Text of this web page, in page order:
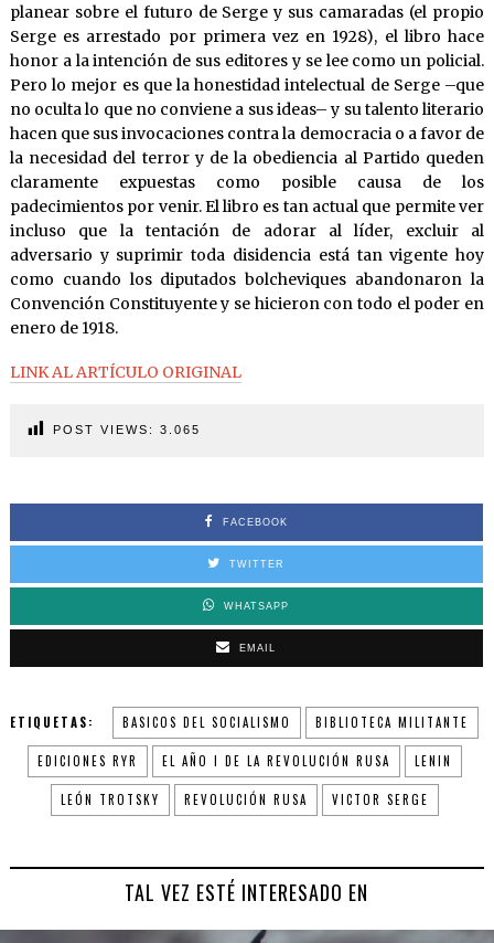
planear sobre el futuro de Serge y sus camaradas (el propio
Serge es arrestado por primera vez en 1928), el libro hace
honor a la intención de sus editores y se lee como un policial.
Pero lo mejor es que la honestidad intelectual de Serge –que
no oculta lo que no conviene a sus ideas– y su talento literario
hacen que sus invocaciones contra la democracia o a favor de
la necesidad del terror y de la obediencia al Partido queden
claramente expuestas como posible causa de los
padecimientos por venir. El libro es tan actual que permite ver
incluso que la tentación de adorar al líder, excluir al
adversario y suprimir toda disidencia está tan vigente hoy
como cuando los diputados bolcheviques abandonaron la
Convención Constituyente y se hicieron con todo el poder en
enero de 1918.
LINK AL ARTÍCULO ORIGINAL
POST VIEWS: 3.065
FACEBOOK
TWITTER
WHATSAPP
EMAIL
ETIQUETAS: BASICOS DEL SOCIALISMO BIBLIOTECA MILITANTE
EDICIONES RYR EL AÑO I DE LA REVOLUCIÓN RUSA LENIN
LEÓN TROTSKY REVOLUCIÓN RUSA VICTOR SERGE
TAL VEZ ESTÉ INTERESADO EN